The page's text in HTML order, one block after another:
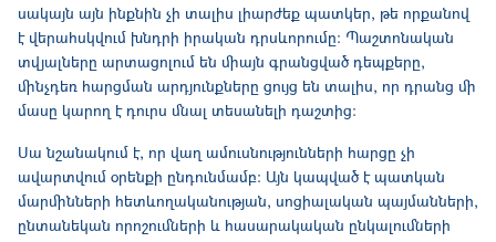
սակայն այն ինքնին չի տալիս լիարժեք պատկեր, թե որքանով
է վերահսկվում խնդրի իրական դրսևորումը։ Պաշտոնական
տվյալները արտացոլում են միայն գրանցված դեպքերը,
մինչդեռ հարցման արդյունքները ցույց են տալիս, որ դրանց մի
մասը կարող է դուրս մնալ տեսանելի դաշտից։
Սա նշանակում է, որ վաղ ամուսնությունների հարցը չի
ավարտվում օրենքի ընդունմամբ։ Այն կապված է պատկան
մարմինների հետևողականության, սոցիալական պայմանների,
ընտանեկան որոշումների և հասարակական ընկալումների